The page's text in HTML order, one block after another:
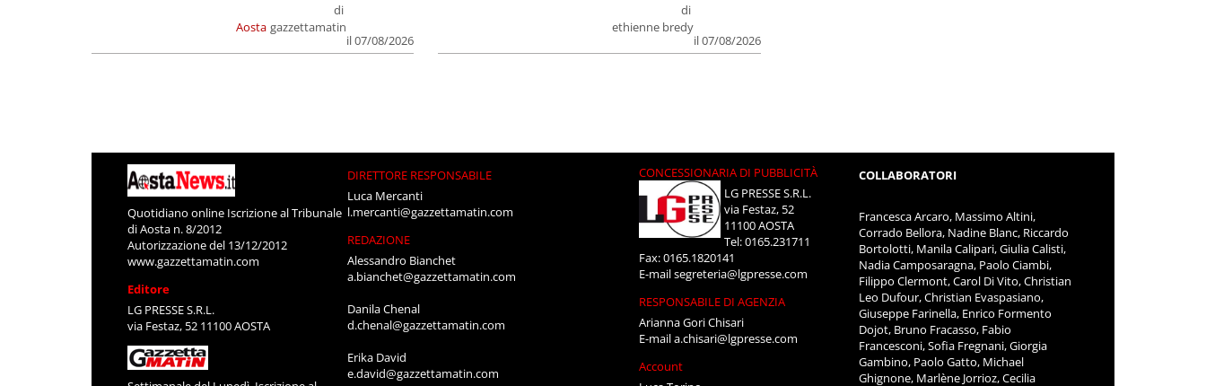
Aosta
di
gazzettamatin
il 07/08/2026
di
ethienne bredy
il 07/08/2026
Quotidiano online Iscrizione al Tribunale
di Aosta n. 8/2012
Autorizzazione del 13/12/2012
www.gazzettamatin.com
Editore
LG PRESSE S.R.L.
via Festaz, 52 11100 AOSTA
DIRETTORE RESPONSABILE
Luca Mercanti
l.mercanti@gazzettamatin.com
REDAZIONE
Alessandro Bianchet
a.bianchet@gazzettamatin.com
Danila Chenal
d.chenal@gazzettamatin.com
Erika David
e.david@gazzettamatin.com
CONCESSIONARIA DI PUBBLICITÀ
LG PRESSE S.R.L.
via Festaz, 52
11100 AOSTA
Tel: 0165.231711
Fax: 0165.1820141
E-mailsegreteria@lgpresse.com
RESPONSABILE DI AGENZIA
Arianna Gori Chisari
E-maila.chisari@lgpresse.com
Account
COLLABORATORI
Francesca Arcaro, Massimo Altini,
Corrado Bellora, Nadine Blanc, Riccardo
Bortolotti, Manila Calipari, Giulia Calisti,
Nadia Camposaragna, Paolo Ciambi,
Filippo Clermont, Carol Di Vito, Christian
Leo Dufour, Christian Evaspasiano,
Giuseppe Farinella, Enrico Formento
Dojot, Bruno Fracasso, Fabio
Francesconi, Sofia Fregnani, Giorgia
Gambino, Paolo Gatto, Michael
Ghignone, Marlène Jorrioz, Cecilia